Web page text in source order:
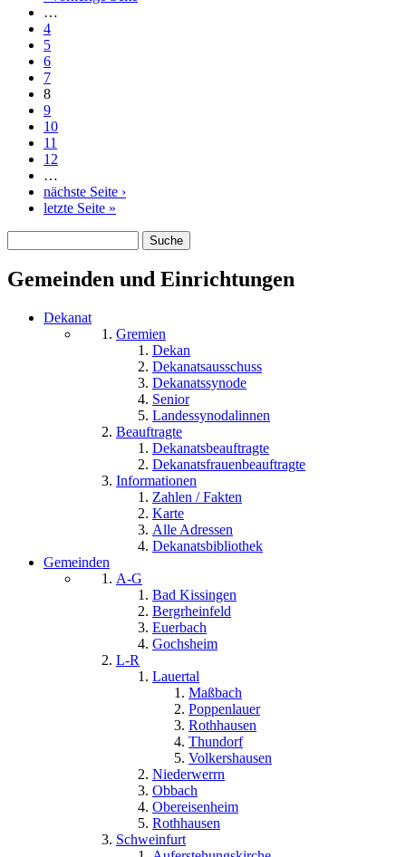
…
4
5
6
7
8
9
10
11
12
…
nächste Seite ›
letzte Seite »
Gemeinden und Einrichtungen
Dekanat
Gremien
Dekan
Dekanatsausschuss
Dekanatssynode
Senior
Landessynodalinnen
Beauftragte
Dekanatsbeauftragte
Dekanatsfrauenbeauftragte
Informationen
Zahlen / Fakten
Karte
Alle Adressen
Dekanatsbibliothek
Gemeinden
A-G
Bad Kissingen
Bergrheinfeld
Euerbach
Gochsheim
L-R
Lauertal
Maßbach
Poppenlauer
Rothhausen
Thundorf
Volkershausen
Niederwerrn
Obbach
Obereisenheim
Rothhausen
Schweinfurt